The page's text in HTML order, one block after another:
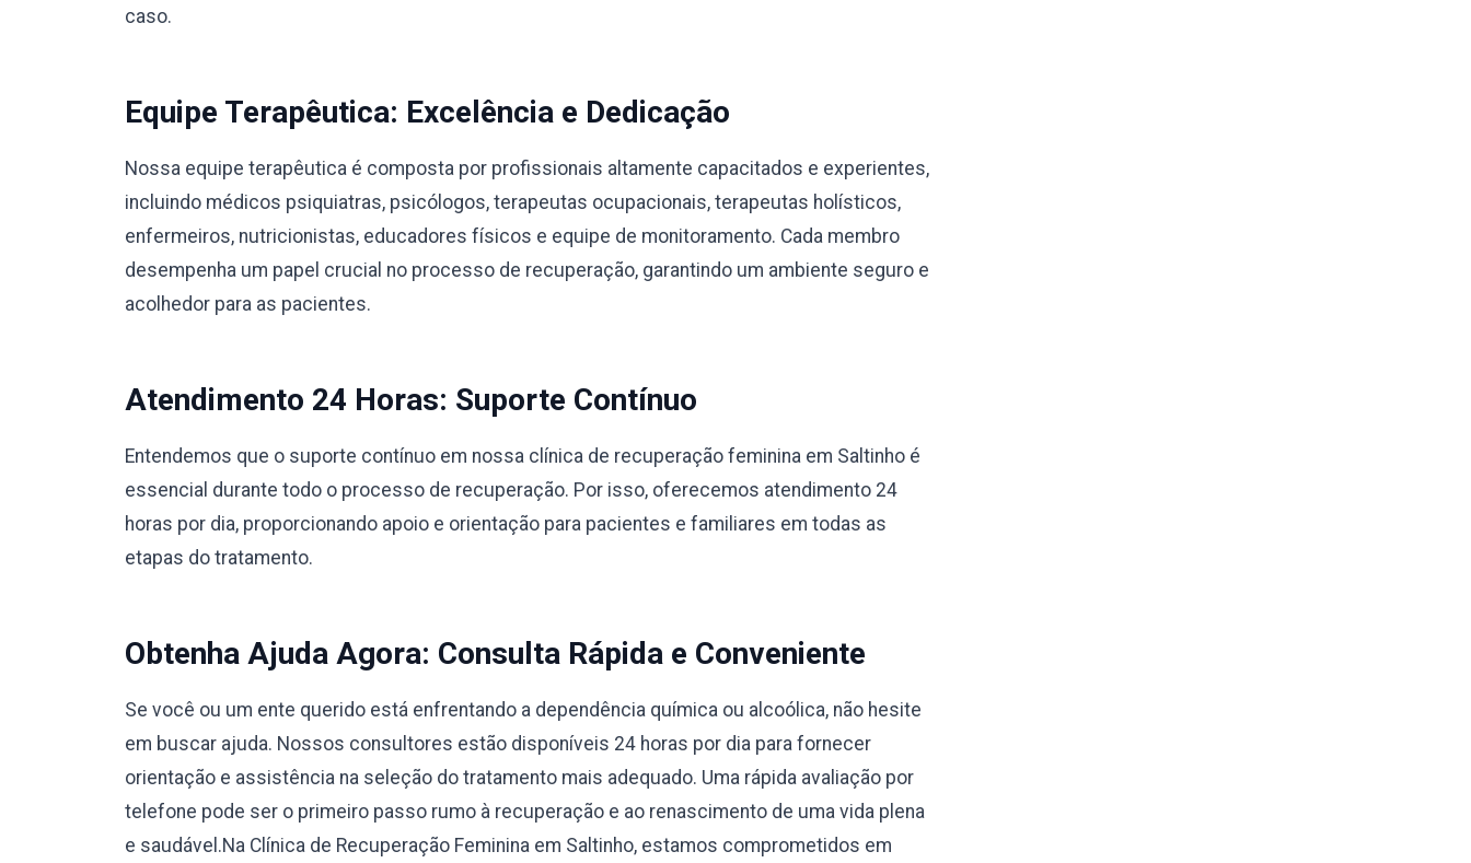
caso.
Equipe Terapêutica: Excelência e Dedicação
Nossa equipe terapêutica é composta por profissionais altamente capacitados e experientes,
incluindo médicos psiquiatras, psicólogos, terapeutas ocupacionais, terapeutas holísticos,
enfermeiros, nutricionistas, educadores físicos e equipe de monitoramento. Cada membro
desempenha um papel crucial no processo de recuperação, garantindo um ambiente seguro e
acolhedor para as pacientes.
Atendimento 24 Horas: Suporte Contínuo
Entendemos que o suporte contínuo em nossa clínica de recuperação feminina em Saltinho é
essencial durante todo o processo de recuperação. Por isso, oferecemos atendimento 24
horas por dia, proporcionando apoio e orientação para pacientes e familiares em todas as
etapas do tratamento.
Obtenha Ajuda Agora: Consulta Rápida e Conveniente
Se você ou um ente querido está enfrentando a dependência química ou alcoólica, não hesite
em buscar ajuda. Nossos consultores estão disponíveis 24 horas por dia para fornecer
orientação e assistência na seleção do tratamento mais adequado. Uma rápida avaliação por
telefone pode ser o primeiro passo rumo à recuperação e ao renascimento de uma vida plena
e saudável.Na Clínica de Recuperação Feminina em Saltinho, estamos comprometidos em